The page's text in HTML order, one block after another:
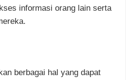
informasi orang lain serta
berbagai hal yang dapat